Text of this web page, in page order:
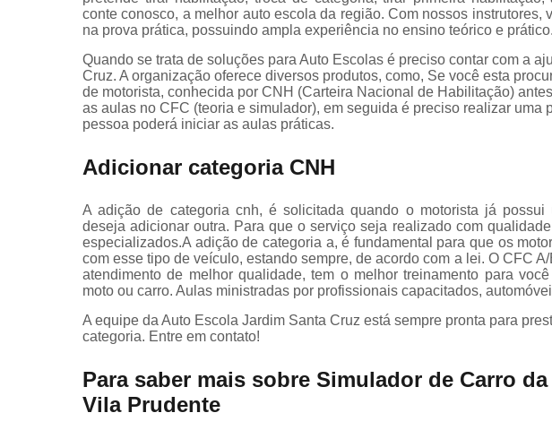
conte conosco, a melhor auto escola da região. Com nossos instrutores,
na prova prática, possuindo ampla experiência no ensino teórico e prático.
Quando se trata de soluções para Auto Escolas é preciso contar com a
Cruz. A organização oferece diversos produtos, como, Se você esta
de motorista, conhecida por CNH (Carteira Nacional de Habilitação)
as aulas no CFC (teoria e simulador), em seguida é preciso realizar uma
pessoa poderá iniciar as aulas práticas.
Adicionar categoria CNH
A adição de categoria cnh, é solicitada quando o motorista já possui
deseja adicionar outra. Para que o serviço seja realizado com
especializados.A adição de categoria a, é fundamental para que os
com esse tipo de veículo, estando sempre, de acordo com a lei. O CFC
atendimento de melhor qualidade, tem o melhor treinamento para
moto ou carro. Aulas ministradas por profissionais capacitados,
A equipe da Auto Escola Jardim Santa Cruz está sempre pronta para
categoria. Entre em contato!
Para saber mais sobre Simulador de Carro
Vila Prudente